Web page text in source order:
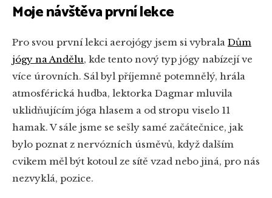
Moje návštěva první lekce
Pro svou první lekci aerojógy jsem si vybrala Dům
jógy na Andělu, kde tento nový typ jógy nabízejí ve
více úrovních. Sál byl příjemně potemnělý, hrála
atmosférická hudba, lektorka Dagmar mluvila
uklidňujícím jóga hlasem a od stropu viselo 11
hamak. V sále jsme se sešly samé začátečnice, jak
bylo poznat z nervózních úsměvů, když dalším
cvikem měl být kotoul ze sítě vzad nebo jiná, pro nás
nezvyklá, pozice.